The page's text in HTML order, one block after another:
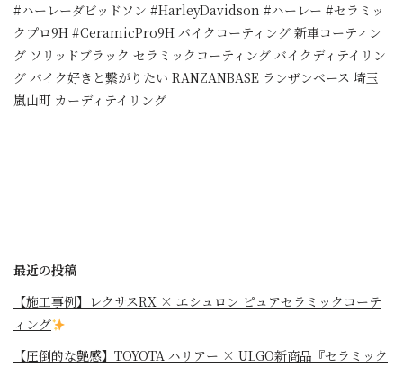
#ハーレーダビッドソン #HarleyDavidson #ハーレー #セラミッ
クプロ9H #CeramicPro9H バイクコーティング 新車コーティン
グ ソリッドブラック セラミックコーティング バイクディテイリン
グ バイク好きと繋がりたい RANZANBASE ランザンベース 埼玉
嵐山町 カーディテイリング
最近の投稿
【施工事例】レクサスRX × エシュロン ピュアセラミックコーテ
ィング
【圧倒的な艶感】TOYOTA ハリアー × ULGO新商品『セラミック